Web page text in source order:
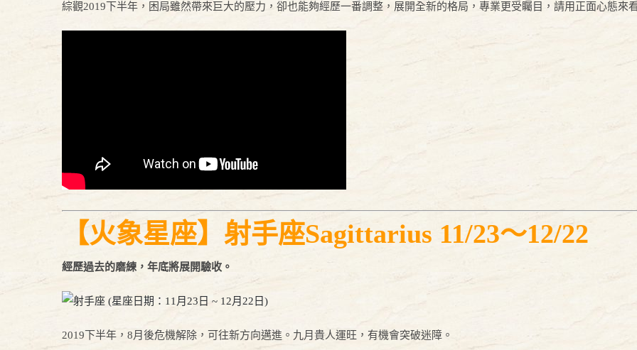
綜觀2019下半年，困局雖然帶來巨大的壓力，卻也能夠經歷一番調整，展開全新的格局，專業更受矚目，請用正面心態來
【火象星座】射手座Sagittarius 11/23～12/22
經歷過去的磨練，年底將展開驗收。
2019下半年，8月後危機解除，可往新方向邁進。九月貴人運旺，有機會突破迷障。